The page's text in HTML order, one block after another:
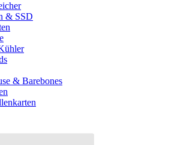
& SSD
& Barebones